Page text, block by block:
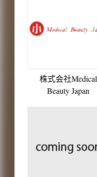
株式会社Medical
Beauty Japan